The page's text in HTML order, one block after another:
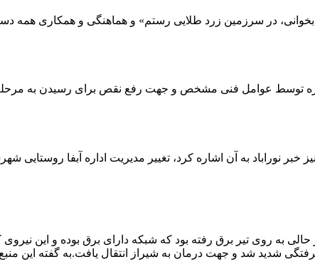
سال ۹۸ که چندی پیش نیز خبر نوراباد به آن اشاره کرد، تغییر مدیریت
حالی به روی تیر برق رفته بود که شبکه دارای برق بوده و این